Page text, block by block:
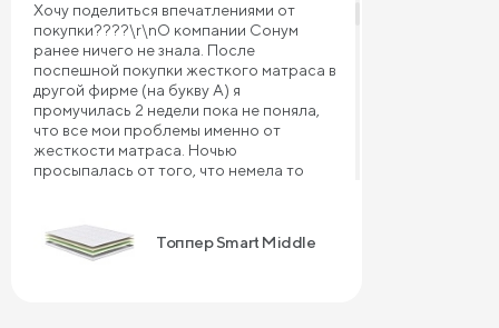
Хочу поделиться впечатлениями от
покупки????\r\nО компании Сонум
ранее ничего не знала. После
поспешной покупки жесткого матраса в
другой фирме (на букву А) я
промучилась 2 недели пока не поняла,
что все мои проблемы именно от
жесткости матраса. Ночью
просыпалась от того, что немела то
а всю ночь огород вспахивала. Фирма
\"А\" отказала мне в замене матраса и
Топпер Smart Middle